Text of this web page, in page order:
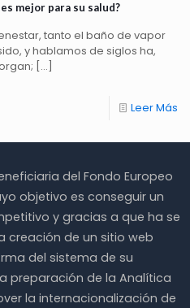
mejor para su salud?
tanto el baño de vapor
y hablamos de siglos ha,
[…]
Leer Más
del Fondo Europeo
objetivo es conseguir un
y gracias a que ha se
creación de un sitio web
del sistema de su
preparación de la Analítica
la internacionalización de